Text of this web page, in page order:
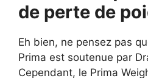
de perte de
Eh bien, ne pensez pas
Prima est soutenue par
Cependant, le Prima